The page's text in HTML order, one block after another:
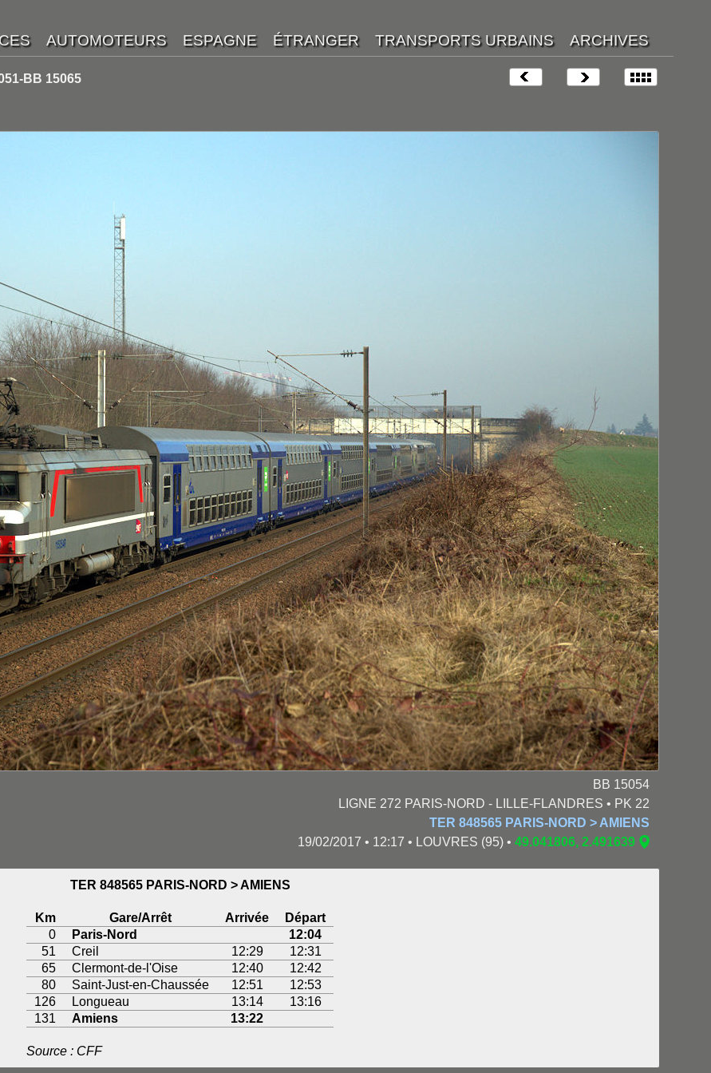
BB 15065
BB 15054
LIGNE 272 PARIS-NORD - LILLE-FLANDRES • PK 22
TER 848565 PARIS-NORD > AMIENS
19/02/2017 • 12:17 • LOUVRES (95) • 49.041806, 2.491639
TER 848565 PARIS-NORD > AMIENS
Km Gare/Arrêt Arrivée
Départ
0
Paris-Nord
12:04
51
Creil 12:29
12:31
65
Clermont-de-l'Oise 12:40
12:42
80
Saint-Just-en-Chaussée 12:51
12:53
126
Longueau 13:14
13:16
131
Amiens 13:22
Source : CFF